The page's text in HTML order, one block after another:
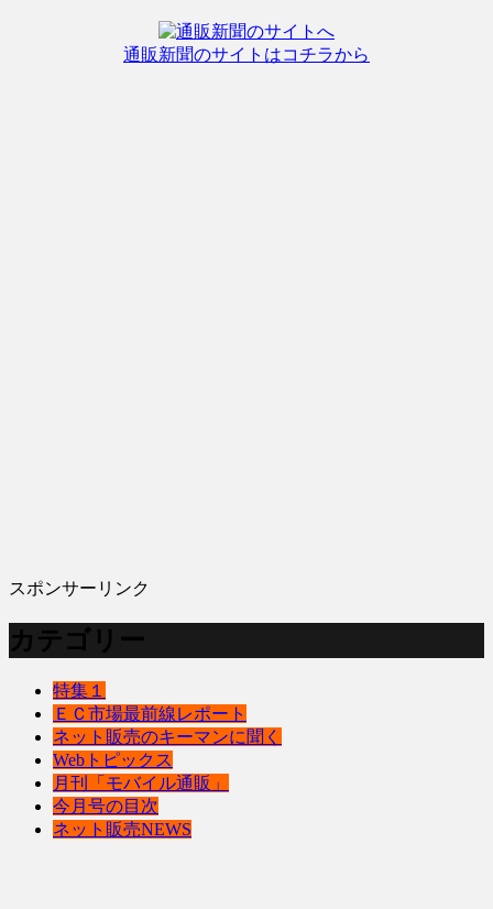
通販新聞のサイトはコチラから
スポンサーリンク
カテゴリー
特集１
ＥＣ市場最前線レポート
ネット販売のキーマンに聞く
Webトピックス
月刊「モバイル通販」
今月号の目次
ネット販売NEWS